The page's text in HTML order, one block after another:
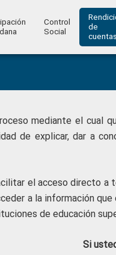
Control
Social
de
cuentas
mediante el cual
de explicar, dar a
el acceso directo a
a la información
de educación
Si